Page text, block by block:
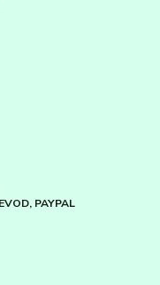
PAYPAL